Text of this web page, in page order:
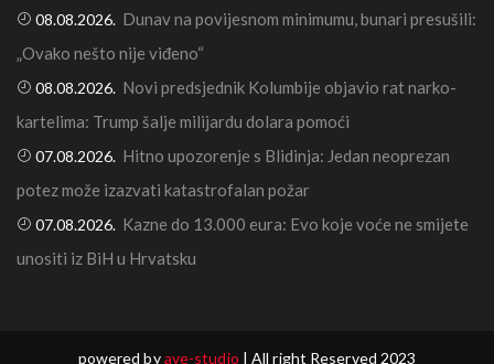
08.08.2026. Dunav na povijesnom minimumu, bunari presušili:
„Ovako nešto nije viđeno“
08.08.2026. Novi predsjednik Kolumbije objavio rat narko-
kartelima: Trump šalje milijardu dolara pomoći
07.08.2026. Hitno upozorenje s Blidinja: Jedan neoprezan
potez može izazvati katastrofalan požar
07.08.2026. Kazne do 13.000 eura: Evo koje voće ne smijete
unositi iz BiH u Hrvatsku
powered byave-studio | All right Reserved 2023